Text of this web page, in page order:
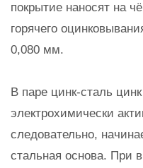
покрытие наносят на
горячего
0,080 мм.
В паре цинк-сталь
электрохимически
следовательно,
стальная основа. При